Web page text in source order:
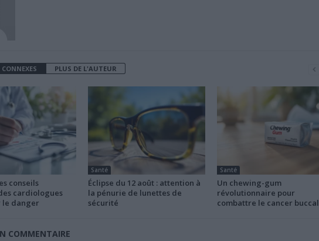
PLUS DE L'AUTEUR
conseils
cardiologues
le danger
Santé
Éclipse du 12 août : attention à
la pénurie de lunettes de
sécurité
Santé
Un chewing-gum
révolutionnaire pour
combattre le cancer buccal
COMMENTAIRE